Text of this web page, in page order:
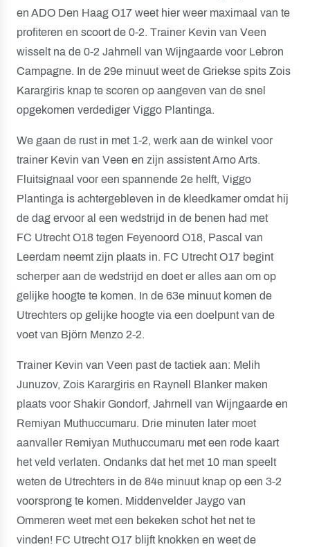
en ADO Den Haag O17 weet hier weer maximaal van te
profiteren en scoort de 0-2. Trainer Kevin van Veen
wisselt na de 0-2 Jahrnell van Wijngaarde voor Lebron
Campagne. In de 29e minuut weet de Griekse spits Zois
Karargiris knap te scoren op aangeven van de snel
opgekomen verdediger Viggo Plantinga.
We gaan de rust in met 1-2, werk aan de winkel voor
trainer Kevin van Veen en zijn assistent Arno Arts.
Fluitsignaal voor een spannende 2e helft, Viggo
Plantinga is achtergebleven in de kleedkamer omdat hij
de dag ervoor al een wedstrijd in de benen had met
FC Utrecht O18 tegen Feyenoord O18, Pascal van
Leerdam neemt zijn plaats in. FC Utrecht O17 begint
scherper aan de wedstrijd en doet er alles aan om op
gelijke hoogte te komen. In de 63e minuut komen de
Utrechters op gelijke hoogte via een doelpunt van de
voet van Björn Menzo 2-2.
Trainer Kevin van Veen past de tactiek aan: Melih
Junuzov, Zois Karargiris en Raynell Blanker maken
plaats voor Shakir Gondorf, Jahrnell van Wijngaarde en
Remiyan Muthuccumaru. Drie minuten later moet
aanvaller Remiyan Muthuccumaru met een rode kaart
het veld verlaten. Ondanks dat het met 10 man speelt
weten de Utrechters in de 84e minuut knap op een 3-2
voorsprong te komen. Middenvelder Jaygo van
Ommeren weet met een bekeken schot het net te
vinden! FC Utrecht O17 blijft knokken en weet de